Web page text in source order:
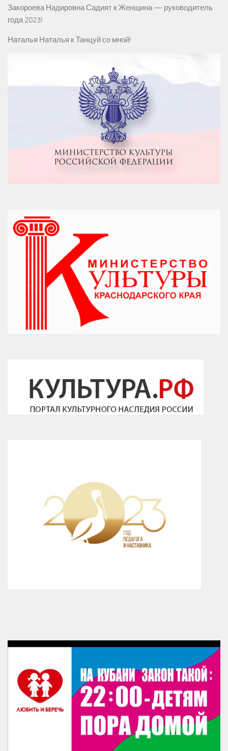
Закороева Надировна Садият кЖенщина — руководитель
года 2023!
Наталья Наталья кТанцуй со мной!